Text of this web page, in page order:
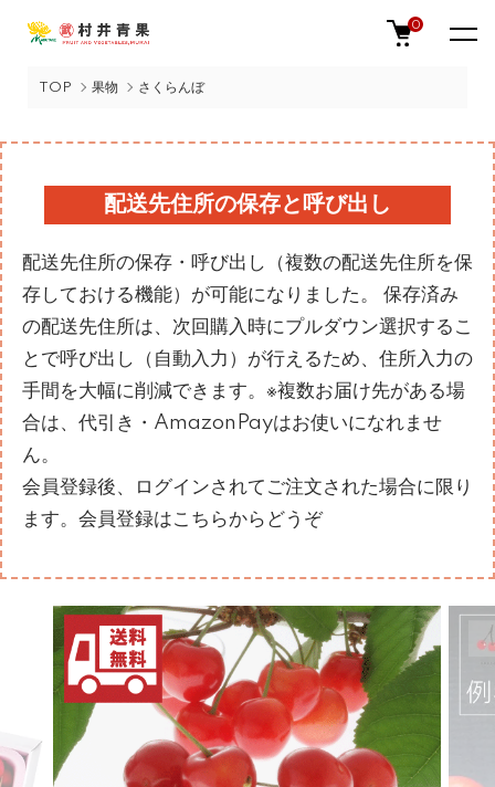
0
TOP 果物 さくらんぼ
配送先住所の保存と呼び出し
配送先住所の保存・呼び出し（複数の配送先住所を保
存しておける機能）が可能になりました。 保存済み
の配送先住所は、次回購入時にプルダウン選択するこ
とで呼び出し（自動入力）が行えるため、住所入力の
手間を大幅に削減できます。※複数お届け先がある場
合は、代引き・AmazonPayはお使いになれませ
ん。
会員登録後、ログインされてご注文された場合に限り
ます。 会員登録はこちらからどうぞ